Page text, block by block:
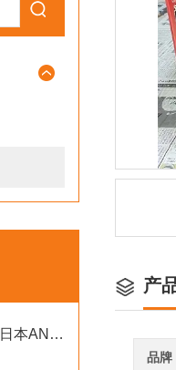
到货！京都玉崎深圳仓库到货日本AND 电子秤HV-60KCEP
产
品牌